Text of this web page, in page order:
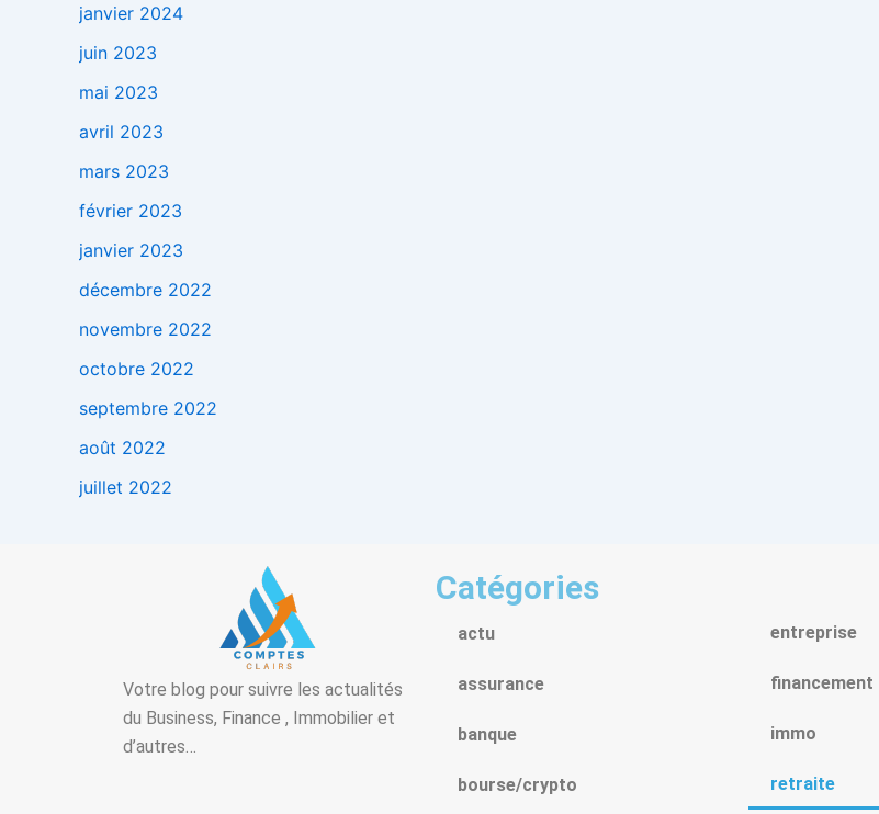
janvier 2024
juin 2023
mai 2023
avril 2023
mars 2023
février 2023
janvier 2023
décembre 2022
novembre 2022
octobre 2022
septembre 2022
août 2022
juillet 2022
Votre blog pour suivre les actualités
du Business, Finance , Immobilier et
d’autres…
Catégories
actu
assurance
banque
bourse/crypto
entreprise
financement
immo
retraite